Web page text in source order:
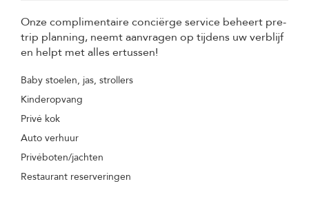
Onze complimentaire conciërge service beheert pre-
trip planning, neemt aanvragen op tijdens uw verblijf
en helpt met alles ertussen!
Baby stoelen, jas, strollers
Kinderopvang
Privé kok
Auto verhuur
Privéboten/jachten
Restaurant reserveringen